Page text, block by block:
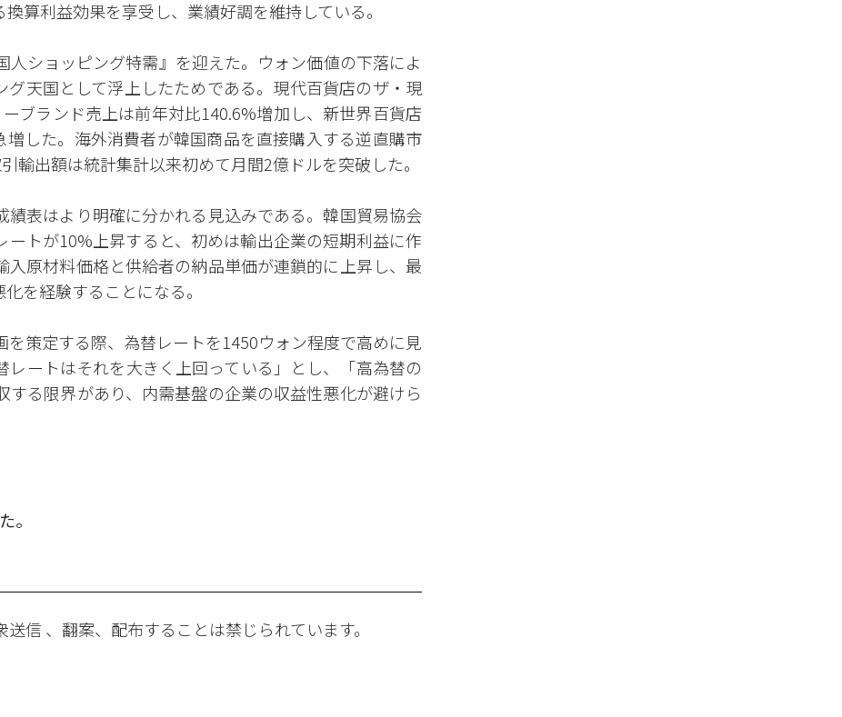
算利益効果を享受し、業績好調を維持している。
ショッピング特需』を迎えた。ウォン価値の下落によ
グ天国として浮上したためである。現代百貨店のザ・現
ブランド売上は前年対比140.6%増加し、新世界百貨店
した。海外消費者が韓国商品を直接購入する逆直購市
輸出額は統計集計以来初めて月間2億ドルを突破した。
表はより明確に分かれる見込みである。韓国貿易協会
トが10%上昇すると、初めは輸出企業の短期利益に作
原材料価格と供給者の納品単価が連鎖的に上昇し、最
を経験することになる。
策定する際、為替レートを1450ウォン程度で高めに見
ートはそれを大きく上回っている」とし、「高為替の
る限界があり、内需基盤の企業の収益性悪化が避けら
。
信 、翻案、配布することは禁じられています。